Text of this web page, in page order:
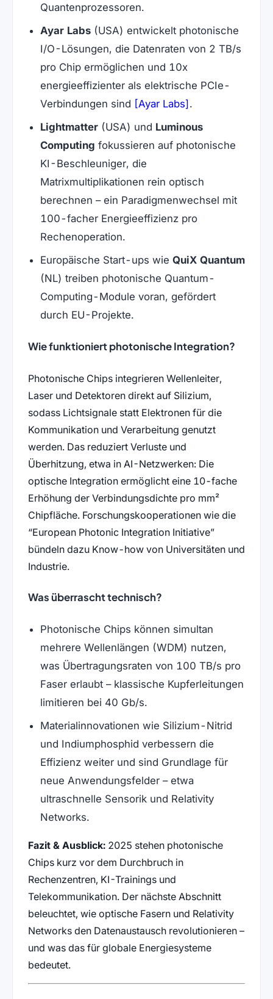
Quantenprozessoren.
Ayar Labs(USA) entwickelt photonische
I/O-Lösungen, die Datenraten von 2 TB/s
pro Chip ermöglichen und 10x
energieeffizienter als elektrische PCIe-
Verbindungen sind [Ayar Labs].
Lightmatter(USA) und Luminous
Computing fokussieren auf photonische
KI-Beschleuniger, die
Matrixmultiplikationen rein optisch
berechnen – ein Paradigmenwechsel mit
100-facher Energieeffizienz pro
Rechenoperation.
Europäische Start-ups wie QuiX Quantum
(NL) treiben photonische Quantum-
Computing-Module voran, gefördert
durch EU-Projekte.
Wie funktioniert photonische Integration?
Photonische Chips integrieren Wellenleiter,
Laser und Detektoren direkt auf Silizium,
sodass Lichtsignale statt Elektronen für die
Kommunikation und Verarbeitung genutzt
werden. Das reduziert Verluste und
Überhitzung, etwa in AI-Netzwerken: Die
optische Integration ermöglicht eine 10-fache
Erhöhung der Verbindungsdichte pro mm²
Chipfläche. Forschungskooperationen wie die
“European Photonic Integration Initiative”
bündeln dazu Know-how von Universitäten und
Industrie.
Was überrascht technisch?
Photonische Chips können simultan
mehrere Wellenlängen (WDM) nutzen,
was Übertragungsraten von 100 TB/s pro
Faser erlaubt – klassische Kupferleitungen
limitieren bei 40 Gb/s.
Materialinnovationen wie Silizium-Nitrid
und Indiumphosphid verbessern die
Effizienz weiter und sind Grundlage für
neue Anwendungsfelder – etwa
ultraschnelle Sensorik und Relativity
Networks.
Fazit & Ausblick:2025 stehen photonische
Chips kurz vor dem Durchbruch in
Rechenzentren, KI-Trainings und
Telekommunikation. Der nächste Abschnitt
beleuchtet, wie optische Fasern und Relativity
Networks den Datenaustausch revolutionieren –
und was das für globale Energiesysteme
bedeutet.